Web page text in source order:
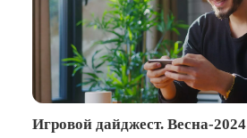
Игровой дайджест. Весна-2024